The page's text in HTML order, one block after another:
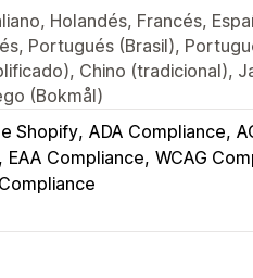
Holandés, Francés,
Portugués (Brasil),
Chino (tradicional),
(Bokmål)
Shopify ADA Compliance
EAA Compliance WCAG